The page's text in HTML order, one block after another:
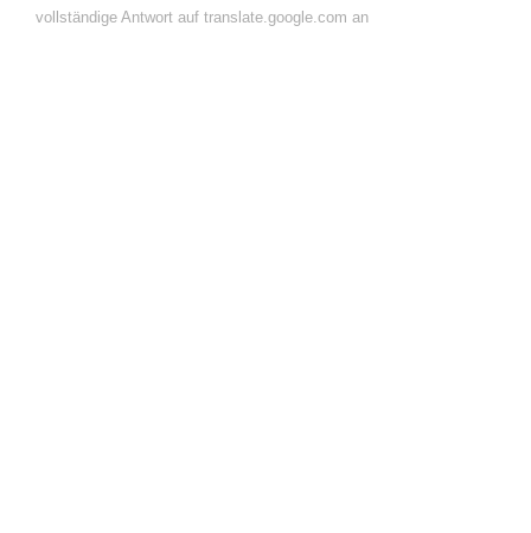
vollständige Antwort auf translate.google.com an